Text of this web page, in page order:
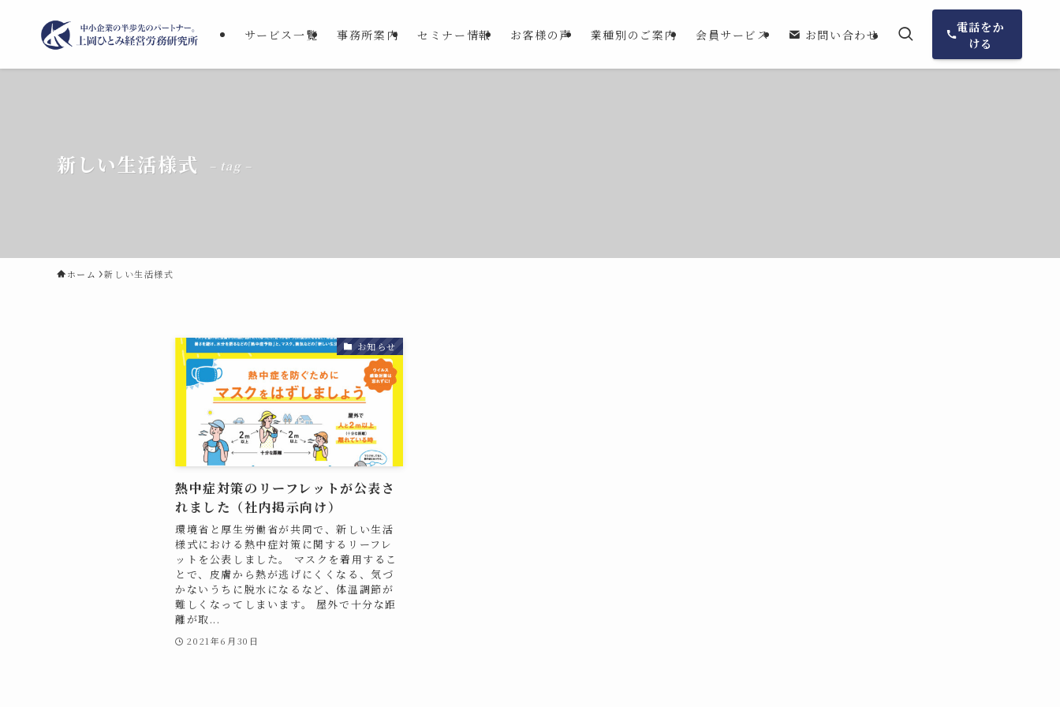
サービス一覧 事務所案内 セミナー情報 お客様の声 業種別のご案内 会員サービス お問い合わせ
電話をか
ける
新しい生活様式 – tag –
ホーム 新しい生活様式
お知らせ
熱中症対策のリーフレットが公表さ
れました（社内掲示向け）
環境省と厚生労働省が共同で、新しい生活
様式における熱中症対策に関するリーフレ
ットを公表しました。 マスクを着用するこ
とで、皮膚から熱が逃げにくくなる、気づ
かないうちに脱水になるなど、体温調節が
難しくなってしまいます。 屋外で十分な距
離が取...
2021年6月30日